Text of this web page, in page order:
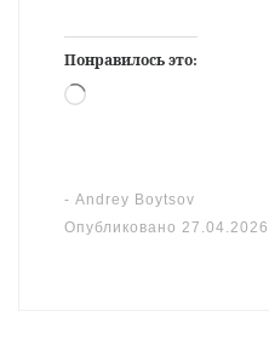
Понравилось это:
Загрузка…
- Andrey Boytsov
Опубликовано 27.04.2026